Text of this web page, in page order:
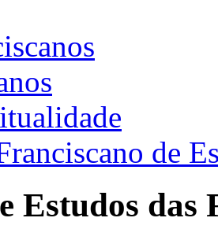
de
Estudos das